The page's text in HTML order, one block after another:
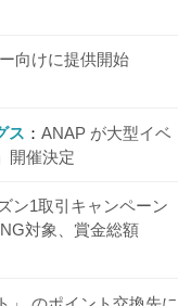
向けに提供開始
ス
ANAP が大型イベ
開催決定
ン1取引キャンペーン
対象、賞金総額